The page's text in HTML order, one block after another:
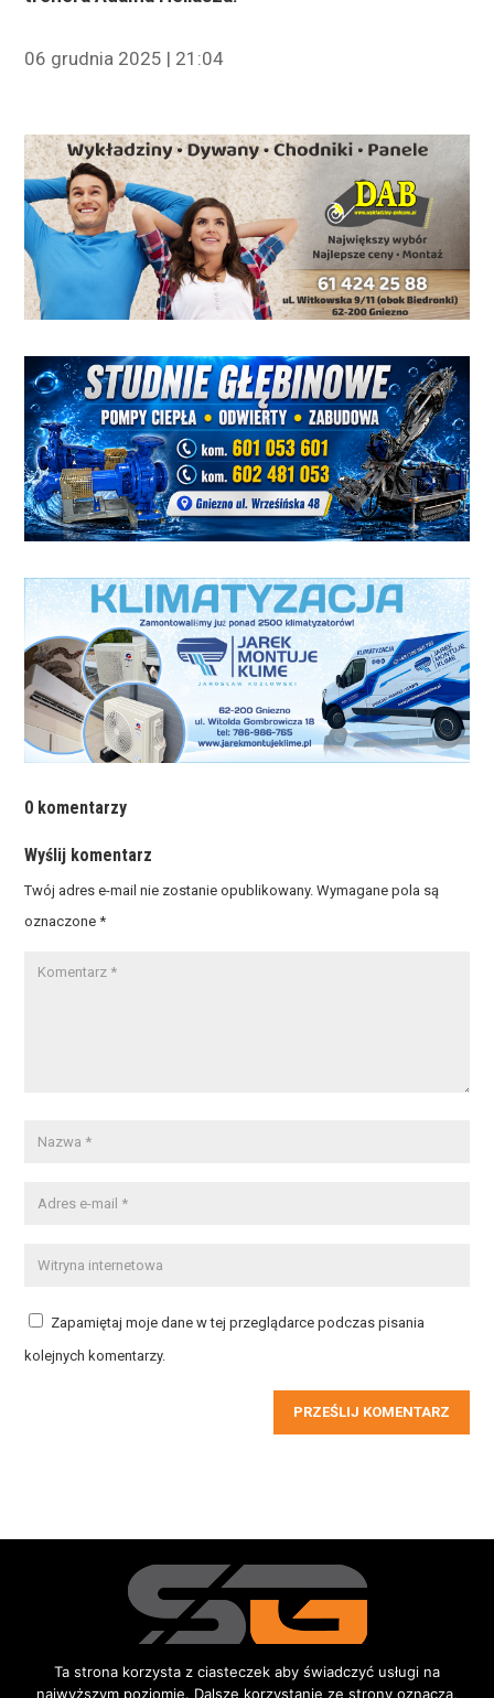
06 grudnia 2025 | 21:04
0 komentarzy
Wyślij komentarz
Twój adres e-mail nie zostanie opublikowany. Wymagane pola są
oznaczone*
Zapamiętaj moje dane w tej przeglądarce podczas pisania
kolejnych komentarzy.
PRZEŚLIJ KOMENTARZ
Ta strona korzysta z ciasteczek aby świadczyć usługi na
najwyższym poziomie. Dalsze korzystanie ze strony oznacza,